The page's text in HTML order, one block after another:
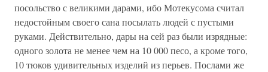
посольство с великими дарами, ибо Мотекусома считал
недостойным своего сана посылать людей с пустыми
руками. Действительно, дары на сей раз были изрядные:
одного золота не менее чем на 10 000 песо, а кроме того,
10 тюков удивительных изделий из перьев. Послами же